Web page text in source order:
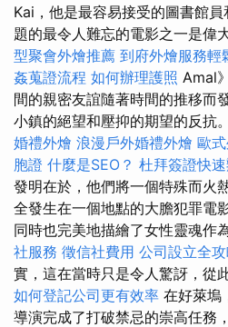
Kai，他是最容易接受的圖書館
題的最令人難忘的電影之一是偉
型聚會外燴推薦 到府外燴服務輕
姦蒐證流程 如何辦理護照 Amal
間的親密友誼隨著時間的推移而
小鎮的絕望和壓抑的期望的反抗。
婚禮外燴 浪漫戶外婚禮外燴 歐
胞證 什麼是SEO？ 杜拜簽證快
發明在於，他們將一個特殊而火
全發生在一個地點的大膽犯罪電
同時也完美地描繪了女性靈魂作
社服務 徵信社費用 公司設立全
實，這在當時只是令人驚訝，從
如何登記公司更有效率 在好萊塢
導演完成了打破禁忌的崇高任務